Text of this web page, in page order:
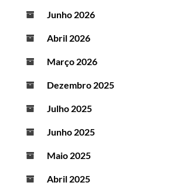
Junho 2026
Abril 2026
Março 2026
Dezembro 2025
Julho 2025
Junho 2025
Maio 2025
Abril 2025